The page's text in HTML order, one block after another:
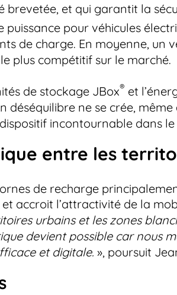
brevetée, et qui garantit la
puissance pour véhicules
de charge. En moyenne, un
plus compétitif sur le marché.
de stockage JBox® et
déséquilibre ne se crée,
incontournable dans
entre les
de recharge
accroit l’attractivité de la
urbains et les zones
devient possible car nous
et digitale. », poursuit